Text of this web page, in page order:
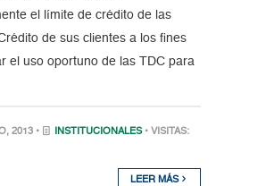
el límite de crédito de las
de sus clientes a los fines
el uso oportuno de las TDC para
2013 • INSTITUCIONALES • VISITAS:
LEER MÁS